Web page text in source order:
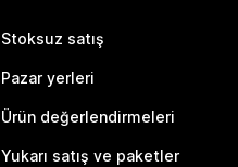
Stoksuz satış
Pazar yerleri
Ürün değerlendirmeleri
Yukarı satış ve paketler